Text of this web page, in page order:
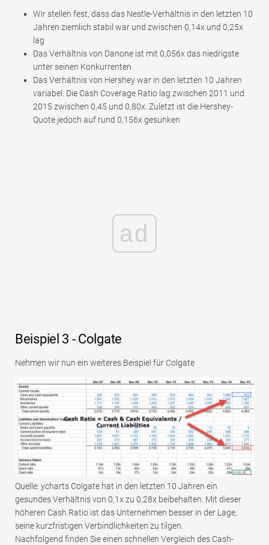
Wir stellen fest, dass das Nestle-Verhältnis in den letzten 10
Jahren ziemlich stabil war und zwischen 0,14x und 0,25x
lag
Das Verhältnis von Danone ist mit 0,056x das niedrigste
unter seinen Konkurrenten
Das Verhältnis von Hershey war in den letzten 10 Jahren
variabel. Die Cash Coverage Ratio lag zwischen 2011 und
2015 zwischen 0,45 und 0,80x. Zuletzt ist die Hershey-
Quote jedoch auf rund 0,156x gesunken
ad
Beispiel 3 - Colgate
Nehmen wir nun ein weiteres Beispiel für Colgate
Quelle: ycharts Colgate hat in den letzten 10 Jahren ein
gesundes Verhältnis von 0,1x zu 0,28x beibehalten. Mit dieser
höheren Cash Ratio ist das Unternehmen besser in der Lage,
seine kurzfristigen Verbindlichkeiten zu tilgen.
Nachfolgend finden Sie einen schnellen Vergleich des Cash-